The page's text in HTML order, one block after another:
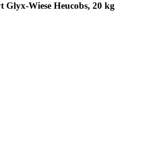
Glyx-Wiese Heucobs, 20 kg